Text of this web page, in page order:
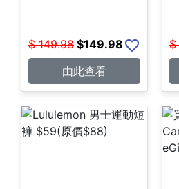
$ 149.98 $149.98
由此查看
$